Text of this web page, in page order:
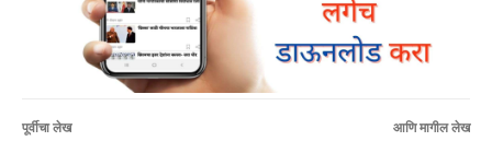
पूर्वीचा लेख आणि मागील लेख